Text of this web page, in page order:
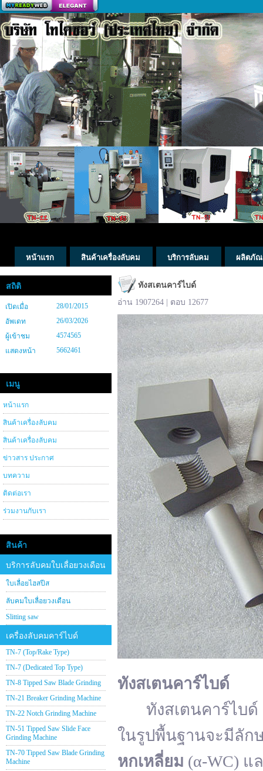
สร้างเว็บ
หน้าแรก สินค้าเครื่องลับคม บริการลับคม ผลิตภัณ
สถิติ
เปิดเมื่อ
28/01/2015
อัพเดท
26/03/2026
ผู้เข้าชม
4574565
แสดงหน้า
5662461
เมนู
หน้าแรก
สินค้าเครื่องลับคม
สินค้าเครื่องลับคม
ข่าวสาร ประกาศ
บทความ
ติดต่อเรา
ร่วมงานกับเรา
สินค้า
บริการลับคมใบเลื่อยวงเดือน
ใบเลื่อยไฮสปีส
ลับคมใบเลื่อยวงเดือน
Slitting saw
เครื่องลับคมคาร์ไบด์
TN-7 (Top/Rake Type)
TN-7 (Dedicated Top Type)
TN-8 Tipped Saw Blade Grinding
TN-21 Breaker Grinding Machine
TN-22 Notch Grinding Machine
TN-51 Tipped Saw Slide Face
Grinding Machine
TN-70 Tipped Saw Blade Grinding
Machine
ทังสเตนคาร์ไบด์
อ่าน 1907264 | ตอบ 12677
ทังสเตนคาร์ไบด์
ทังสเตนคาร์ไบด์ (
ในรูปพื้นฐานจะมีลัก
หกเหลี่ยม (α-WC) แ